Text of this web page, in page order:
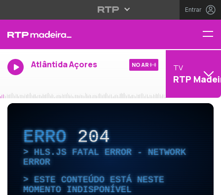
Entrar
Atlântida Açores NO AR TV
RTP
ERRO204
HLS.JS FATAL ERROR - NETWORK
ERROR
ESTE CONTEÚDO ESTÁ NESTE
MOMENTO INDISPONÍVEL